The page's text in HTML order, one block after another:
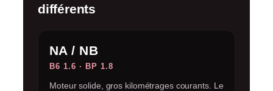
différents
NA / NB
B6 1.6 · BP 1.8
Moteur solide, gros kilométrages courants. Le